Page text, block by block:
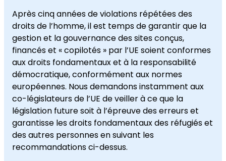
Après cinq années de violations répétées des
droits de l’homme, il est temps de garantir que la
gestion et la gouvernance des sites conçus,
financés et « copilotés » par l’UE soient conformes
aux droits fondamentaux et à la responsabilité
démocratique, conformément aux normes
européennes. Nous demandons instamment aux
co-législateurs de l’UE de veiller à ce que la
législation future soit à l’épreuve des erreurs et
garantisse les droits fondamentaux des réfugiés et
des autres personnes en suivant les
recommandations ci-dessus.